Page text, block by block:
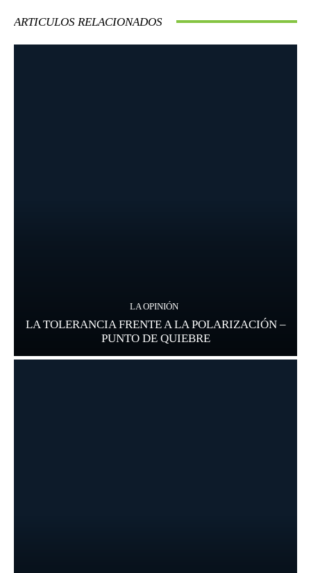
ARTICULOS RELACIONADOS
LA OPINIÓN
LA TOLERANCIA FRENTE A LA POLARIZACIÓN –
PUNTO DE QUIEBRE